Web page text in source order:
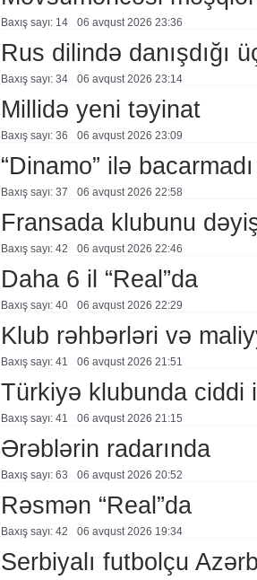
Baxış sayı: 14 06 avqust 2026 23:36
Rus dilində danışdığı
Baxış sayı: 34 06 avqust 2026 23:14
Millidə yeni təyinat
Baxış sayı: 36 06 avqust 2026 23:09
“Dinamo” ilə bacarmadı
Baxış sayı: 37 06 avqust 2026 22:58
Fransada klubunu
Baxış sayı: 42 06 avqust 2026 22:46
Daha 6 il “Real”da
Baxış sayı: 40 06 avqust 2026 22:29
Klub rəhbərləri və
Baxış sayı: 41 06 avqust 2026 21:51
Türkiyə klubunda ciddi
Baxış sayı: 41 06 avqust 2026 21:15
Ərəblərin radarında
Baxış sayı: 63 06 avqust 2026 20:52
Rəsmən “Real”da
Baxış sayı: 42 06 avqust 2026 19:34
Serbiyalı futbolçu